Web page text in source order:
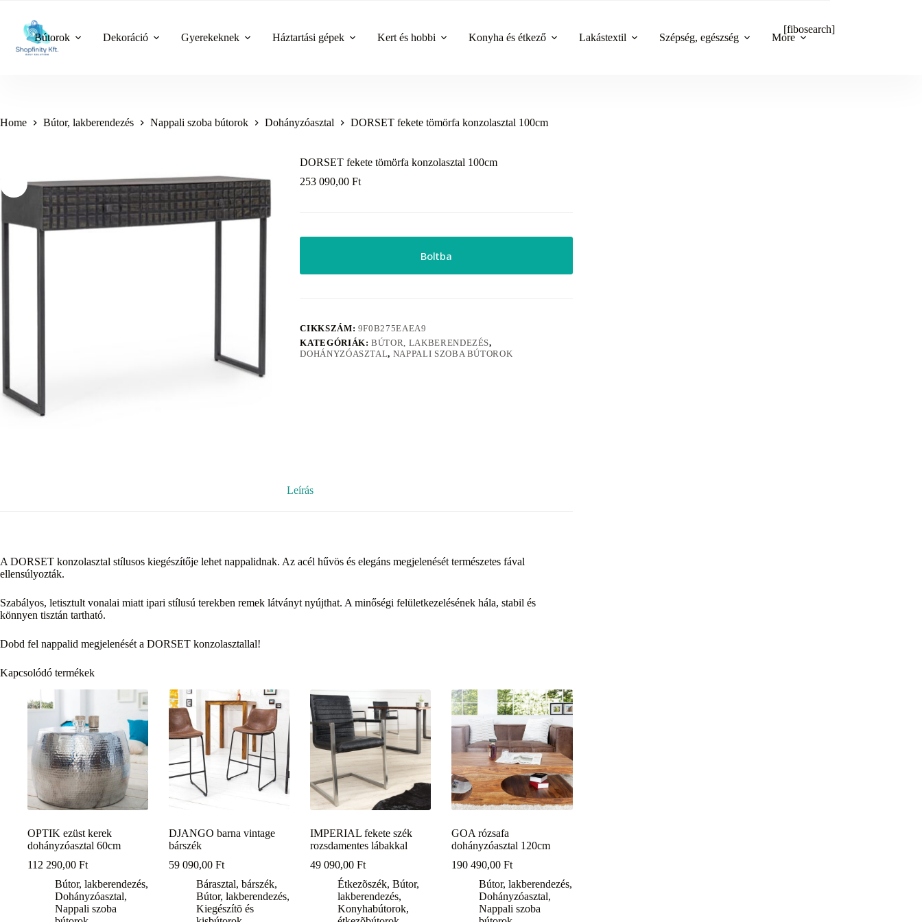
content
Bútorok Dekoráció Gyerekeknek Háztartási gépek Kert és hobbi Konyha és étkező Lakástextil Szépség, egészség More
[fibosearch]
Home Bútor, lakberendezés Nappali szoba bútorok Dohányzóasztal DORSET fekete tömörfa konzolasztal 100cm
DORSET fekete tömörfa konzolasztal 100cm
253 090,00Ft
Boltba
CIKKSZÁM: 9F0B275EAEA9
KATEGÓRIÁK:BÚTOR, LAKBERENDEZÉS,
DOHÁNYZÓASZTAL, NAPPALI SZOBA BÚTOROK
Leírás
A DORSET konzolasztal stílusos kiegészítője lehet nappalidnak. Az acél hűvös és elegáns megjelenését természetes fával
ellensúlyozták.
Szabályos, letisztult vonalai miatt ipari stílusú terekben remek látványt nyújthat. A minőségi felületkezelésének hála, stabil és
könnyen tisztán tartható.
Dobd fel nappalid megjelenését a DORSET konzolasztallal!
Kapcsolódó termékek
OPTIK ezüst kerek
dohányzóasztal 60cm
112 290,00 Ft
Bútor, lakberendezés,
Dohányzóasztal,
Nappali szoba
DJANGO barna vintage
bárszék
59 090,00Ft
Bárasztal, bárszék,
Bútor, lakberendezés,
Kiegészítõ és
IMPERIAL fekete szék
rozsdamentes lábakkal
49 090,00Ft
Étkezõszék,Bútor,
lakberendezés,
Konyhabútorok,
GOA rózsafa
dohányzóasztal 120cm
190 490,00Ft
Bútor, lakberendezés,
Dohányzóasztal,
Nappali szoba